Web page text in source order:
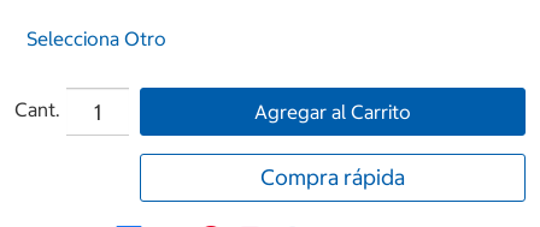
Selecciona Otro
Cant. Agregar al Carrito
Compra rápida